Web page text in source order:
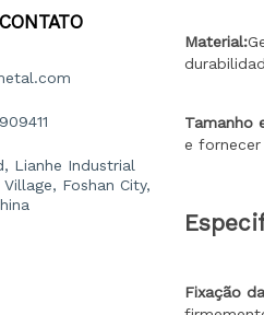
Lianhe Industrial
Foshan City,